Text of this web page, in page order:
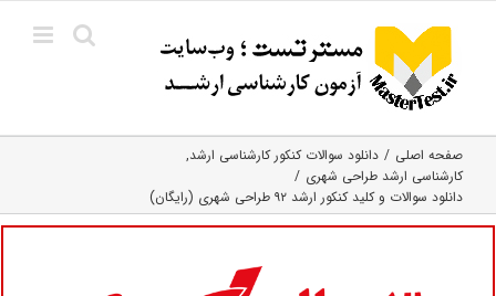
content
صفحه اصلی
دانلود سوالات کنکور کارشناسی ارشد
کارشناسی ارشد طراحی شهری
دانلود سوالات و کلید کنکور ارشد ۹۲ طراحی شهری (رایگان)